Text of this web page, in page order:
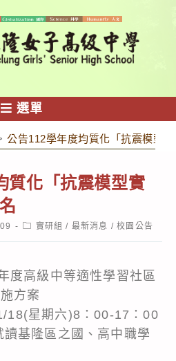
選單
公告112學年度均質化「抗震模型
質化「抗震模型實
Post實研組 / 最新消息 / 校園公告
度高級中等適性學習社區
方案
18(星期六)8：00-17：00
基隆區之國、高中職學